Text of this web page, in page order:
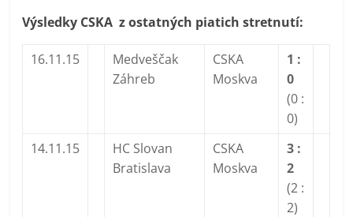
Výsledky CSKA z ostatných piatich stretnutí:
16.11.15
Medveščak
Záhreb
CSKA
Moskva
1 :
0
(0 :
0)
14.11.15
HC Slovan
Bratislava
CSKA
Moskva
3 :
2
(2 :
2)